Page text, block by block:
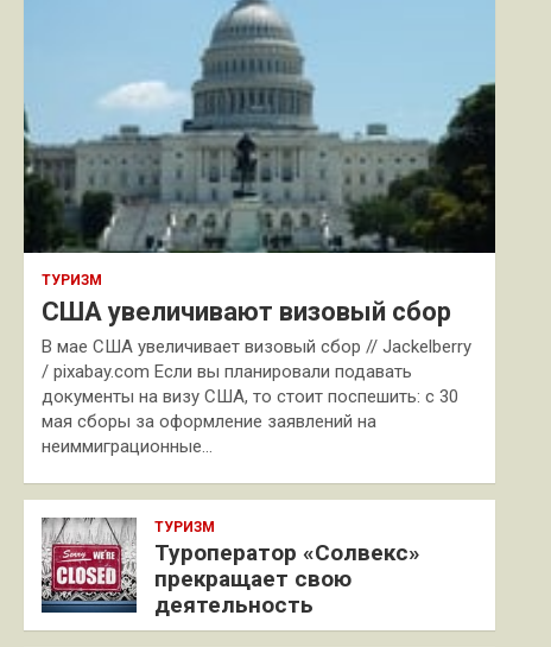
ТУРИЗМ
США увеличивают визовый сбор
В мае США увеличивает визовый сбор // Jackelberry
/ pixabay.com Если вы планировали подавать
документы на визу США, то стоит поспешить: с 30
мая сборы за оформление заявлений на
неиммиграционные…
ТУРИЗМ
Туроператор «Солвекс»
прекращает свою
деятельность